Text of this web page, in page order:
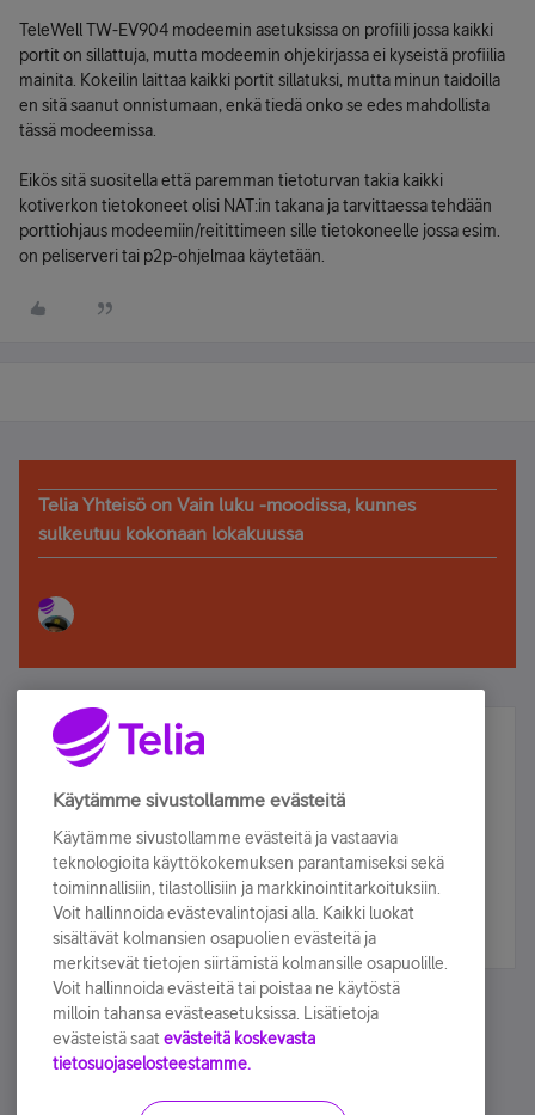
TeleWell TW-EV904 modeemin asetuksissa on profiili jossa kaikki
portit on sillattuja, mutta modeemin ohjekirjassa ei kyseistä profiilia
mainita. Kokeilin laittaa kaikki portit sillatuksi, mutta minun taidoilla
en sitä saanut onnistumaan, enkä tiedä onko se edes mahdollista
tässä modeemissa.
Eikös sitä suositella että paremman tietoturvan takia kaikki
kotiverkon tietokoneet olisi NAT:in takana ja tarvittaessa tehdään
porttiohjaus modeemiin/reitittimeen sille tietokoneelle jossa esim.
on peliserveri tai p2p-ohjelmaa käytetään.
Telia Yhteisö on Vain luku -moodissa, kunnes
sulkeutuu kokonaan lokakuussa
Älä jää paitsi – osallistu ja voita!
Tilaa Telian uutiskirje ja olet mukana arvonnassa.
sähköpostiisi.
Tilaa nyt
Käytämme sivustollamme evästeitä
Käytämme sivustollamme evästeitä ja vastaavia
teknologioita käyttökokemuksen parantamiseksi sekä
toiminnallisiin, tilastollisiin ja markkinointitarkoituksiin.
Voit hallinnoida evästevalintojasi alla. Kaikki luokat
sisältävät kolmansien osapuolien evästeitä ja
merkitsevät tietojen siirtämistä kolmansille osapuolille.
Voit hallinnoida evästeitä tai poistaa ne käytöstä
milloin tahansa evästeasetuksissa. Lisätietoja
evästeistä saat evästeitä koskevasta
tietosuojaselosteestamme.